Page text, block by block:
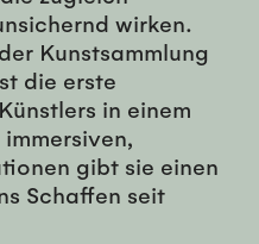
wirken.
Kunstsammlung
die erste
in einem
gibt sie einen
Schaffen seit